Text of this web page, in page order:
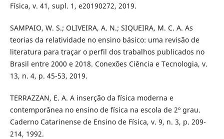
Física, v. 41, supl. 1, e20190272, 2019.
SAMPAIO, W. S.; OLIVEIRA, A. N.; SIQUEIRA, M. C. A. As
teorias da relatividade no ensino básico: uma revisão de
literatura para traçar o perfil dos trabalhos publicados no
Brasil entre 2000 e 2018. Conexões Ciência e Tecnologia, v.
13, n. 4, p. 45-53, 2019.
TERRAZZAN, E. A. A inserção da física moderna e
contemporânea no ensino de física na escola de 2º grau.
Caderno Catarinense de Ensino de Física, v. 9, n. 3, p. 209-
214, 1992.